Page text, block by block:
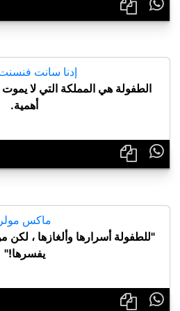
إدنا سانت
الطفولة هي المملكة التي لا يموت
أهمية.

ماكس مولر
"للطفولة أسرارها وألغازها ،
يفسرها!"
